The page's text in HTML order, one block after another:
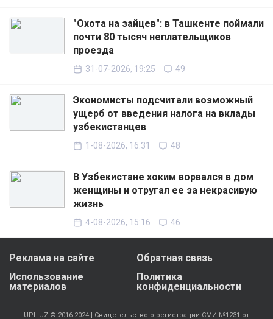
"Охота на зайцев": в Ташкенте поймали
почти 80 тысяч неплательщиков
проезда
31-07-2026, 19:25 49
Экономисты подсчитали возможный
ущерб от введения налога на вклады
узбекистанцев
1-08-2026, 16:31 48
В Узбекистане хоким ворвался в дом
женщины и отругал ее за некрасивую
жизнь
4-08-2026, 15:16 46
Реклама на сайте
Обратная связь
Использование
материалов
Политика
конфиденциальности
UPL.UZ © 2016-2024 | Свидетельство о регистрации СМИ №1231 от